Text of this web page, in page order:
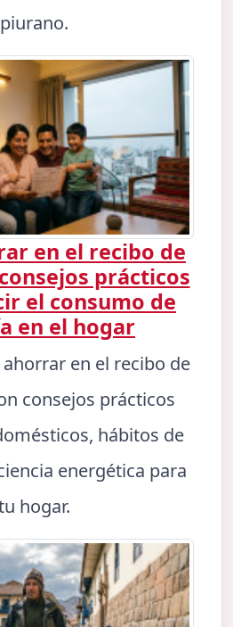
piurano.
en el recibo de
prácticos
el consumo de
en el hogar
en el recibo de
consejos prácticos
hábitos de
energética para
hogar.